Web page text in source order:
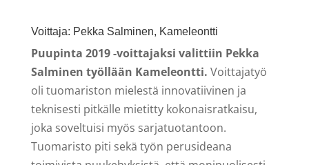
Voittaja: Pekka Salminen, Kameleontti
Puupinta 2019 -voittajaksi valittiin Pekka
Salminen työllään Kameleontti. Voittajatyö
oli tuomariston mielestä innovatiivinen ja
teknisesti pitkälle mietitty kokonaisratkaisu,
joka soveltuisi myös sarjatuotantoon.
Tuomaristo piti sekä työn perusideana